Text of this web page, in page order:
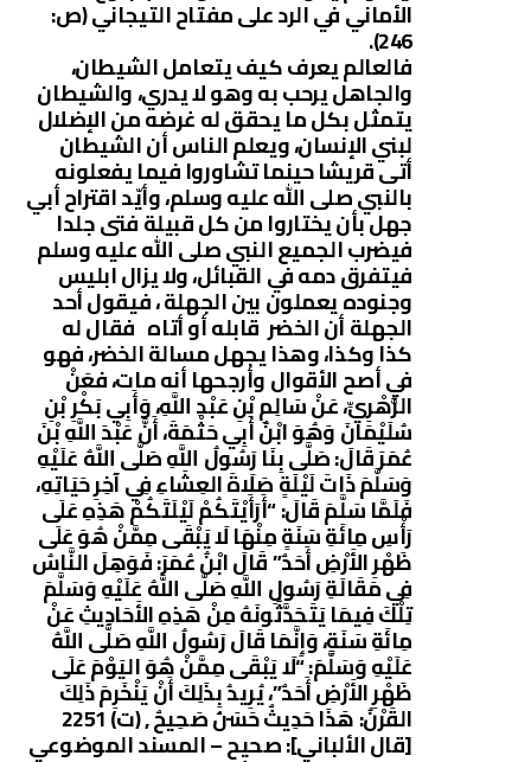
الأماني في الرد على مفتاح التيجاني (ص:
246).
فالعالم يعرف كيف يتعامل الشيطان،
والجاهل يرحب به وهو لا يدري، والشيطان
يتمثل بكل ما يحقق له غرضه من الإضلال
لبني الإنسان، ويعلم الناس أن الشيطان
أتى قريشا حينما تشاوروا فيما يفعلونه
بالنبي صلى الله عليه وسلم، وأيّد اقتراح أبي
جهل بأن يختاروا من كل قبيلة فتى جلدا
فيضرب الجميع النبي صلى الله عليه وسلم
فيتفرق دمه في القبائل، ولا يزال ابليس
وجنوده يعملون بين الجهلة ، فيقول أحد
الجهلة أن الخضر قابله أو أتاه فقال له
كذا وكذا، وهذا يجهل مسالة الخضر، فهو
في أصح الأقوال وأرجحها أنه مات، فعَنْ
الزُّهْرِيِّ، عَنْ سَالِمِ بْنِ عَبْدِ اللَّهِ، وَأَبِي بَكْرِ بْنِ
سُلَيْمَانَ وَهُوَ ابْنُ أَبِي حَثْمَةَ، أَنَّ عَبْدَ اللَّهِ بْنَ
عُمَرَ قَالَ: صَلَّى بِنَا رَسُولُ اللَّهِ صَلَّى اللَّهُ عَلَيْهِ
وَسَلَّمَ ذَاتَ لَيْلَةٍ صَلَاةَ العِشَاءِ فِي آخِرِ حَيَاتِهِ،
فَلَمَّا سَلَّمَ قَالَ: “أَرَأَيْتَكُمْ لَيْلَتَكُمْ هَذِهِ عَلَى
رَأْسِ مِائَةِ سَنَةٍ مِنْهَا لَا يَبْقَى مِمَّنْ هُوَ عَلَى
ظَهْرِ الأَرْضِ أَحَدٌ” قَالَ ابْنُ عُمَرَ: فَوَهِلَ النَّاسُ
فِي مَقَالَةِ رَسُولِ اللَّهِ صَلَّى اللَّهُ عَلَيْهِ وَسَلَّمَ
تِلْكَ فِيمَا يَتَحَدَّثُونَهُ مِنْ هَذِهِ الأَحَادِيثِ عَنْ
مِائَةِ سَنَةٍ، وَإِنَّمَا قَالَ رَسُولُ اللَّهِ صَلَّى اللَّهُ
عَلَيْهِ وَسَلَّمَ: “لَا يَبْقَى مِمَّنْ هُوَ اليَوْمَ عَلَى
ظَهْرِ الأَرْضِ أَحَدٌ”، يُرِيدُ بِذَلِكَ أَنْ يَنْخَرِمَ ذَلِكَ
القَرْنُ: هَذَا حَدِيثٌ حَسَنٌ صَحِيحٌ , (ت) 2251
[قال الألباني]: صحيح – المسند الموضوعي